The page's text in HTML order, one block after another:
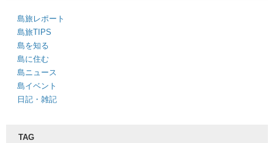
島旅レポート
島旅TIPS
島を知る
島に住む
島ニュース
島イベント
日記・雑記
TAG